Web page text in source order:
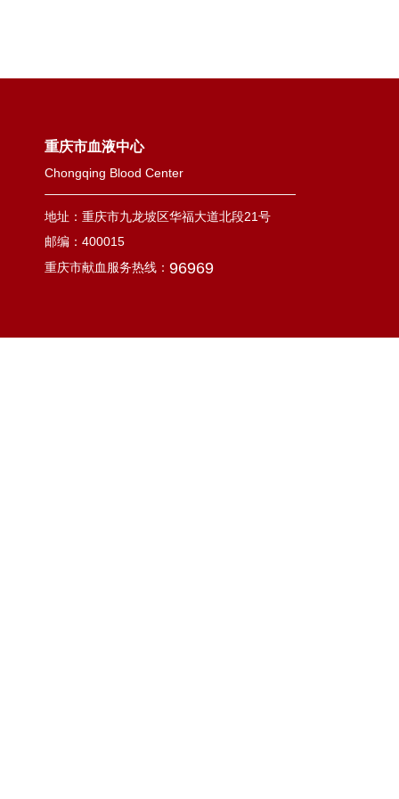
重庆市血液中心
Chongqing Blood Center
地址：重庆市九龙坡区华福大道北段21号
邮编：400015
重庆市献血服务热线： 96969